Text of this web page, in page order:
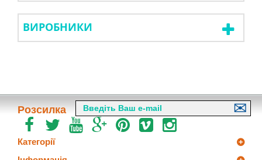
ВИРОБНИКИ
Розсилка
Категорії